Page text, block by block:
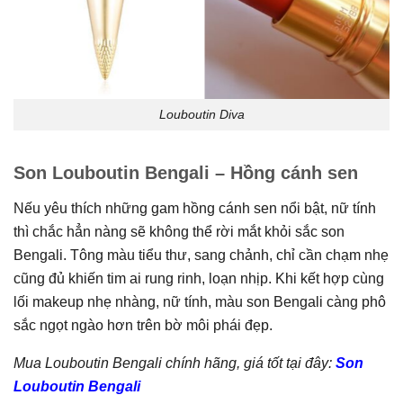
Louboutin Diva
Son Louboutin Bengali – Hồng cánh sen
Nếu yêu thích những gam hồng cánh sen nổi bật, nữ tính
thì chắc hẳn nàng sẽ không thể rời mắt khỏi sắc son
Bengali. Tông màu tiểu thư, sang chảnh, chỉ cần chạm nhẹ
cũng đủ khiến tim ai rung rinh, loạn nhịp. Khi kết hợp cùng
lối makeup nhẹ nhàng, nữ tính, màu son Bengali càng phô
sắc ngọt ngào hơn trên bờ môi phái đẹp.
Mua Louboutin Bengali chính hãng, giá tốt tại đây: Son
Louboutin Bengali